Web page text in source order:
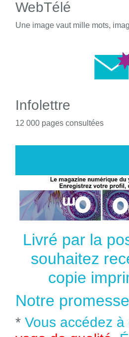
WebTélé
Une image vaut mille mots,
Infolettre
12 000 pages consultées
Livré par la
souhaitez
copie
Notre promesse
* Vous accédez à